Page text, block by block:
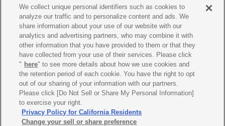
PAS/YPJ用品
その他用品
イベント&エンターテイメント
オンラインショップ
企業情報
ご利用規約 推薦環境 プライバシーポリシー Cookie ポリシー
We collect unique personal identifiers such as cookies to
analyze our traffic and to personalize content and ads. We
share information about your use of our website with our
analytics and advertising partners, who may combine it with
other information that you have provided to them or that they
have collected from your use of their services. Please click
" here" to see more details about how we use cookies and
the retention period of each cookie. You have the right to opt
out of our sharing of your information with our partners.
Please click [Do Not Sell or Share My Personal Information]
to exercise your right.
Privacy Policy for California Residents
Change your sell or share preference